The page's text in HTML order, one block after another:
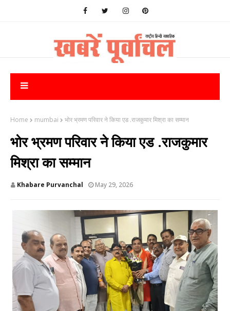
Home mumbai भोर भ्रमण परिवार ने किया एड .राजकुमार मिश्रा का सम्मान
भोर भ्रमण परिवार ने किया एड .राजकुमार
मिश्रा का सम्मान
Khabare Purvanchal May 29, 2026